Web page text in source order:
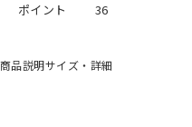
ポイント
36
商品説明サイズ・詳細